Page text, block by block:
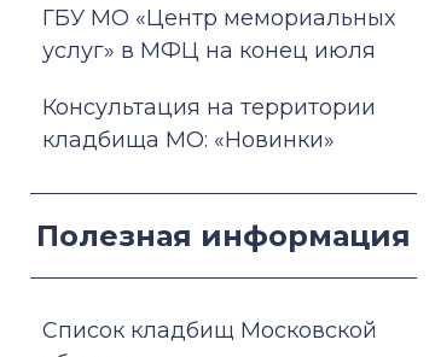
ГБУ МО «Центр мемориальных
услуг» в МФЦ на конец июля
Консультация на территории
кладбища МО: «Новинки»
Полезная информация
Список кладбищ Московской